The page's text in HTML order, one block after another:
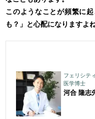
このようなことが頻繁に
も？」と心配になりますよね
フェリシテ
医学博士
河合 隆志